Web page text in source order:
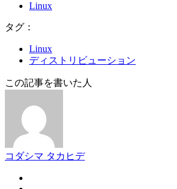
Linux
タグ：
Linux
ディストリビューション
この記事を書いた人
コダシマ タカヒデ